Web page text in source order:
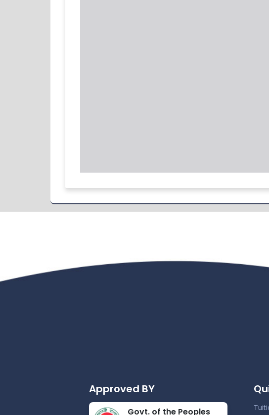
Approved BY
Govt. of the Peoples